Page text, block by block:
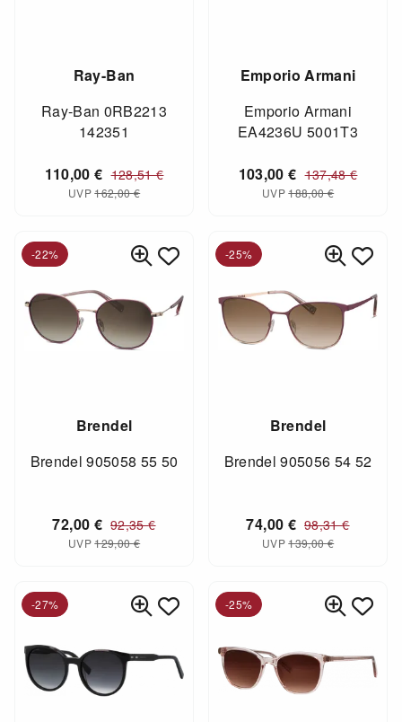
Ray-Ban
Ray-Ban 0RB2213
142351
110,00€ 128,51€
UVP162,00€
Emporio Armani
Emporio Armani
EA4236U 5001T3
103,00€ 137,48€
UVP188,00€
Brendel
Brendel 905058 55 50
72,00 € 92,35€
UVP129,00€
-22%
Brendel
Brendel 905056 54 52
74,00 € 98,31€
UVP139,00€
-25%
-27% -25%